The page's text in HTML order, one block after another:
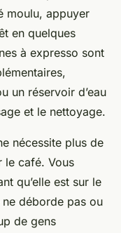
moulu, appuyer
en quelques
à expresso sont
un réservoir d’eau
et le nettoyage.
nécessite plus de
le café. Vous
qu’elle est sur le
déborde pas ou
de gens